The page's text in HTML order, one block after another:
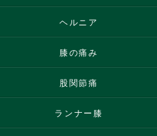
ヘルニア
膝の痛み
股関節痛
ランナー膝